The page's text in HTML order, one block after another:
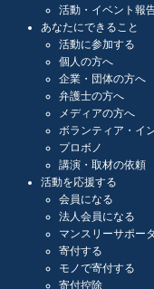
活動・イベント報
あなたにできること
活動に参加する
個人の方へ
企業・団体の方へ
弁護士の方へ
メディアの方へ
ボランティア・イ
プロボノ
講演・取材の依頼
活動を応援する
会員になる
法人会員になる
マンスリーサポー
寄付する
モノで寄付する
寄付控除